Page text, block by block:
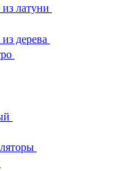
латуни
дерева